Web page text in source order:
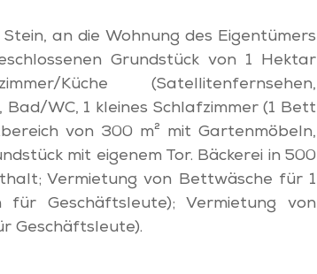
an die Wohnung des Eigentümers
Grundstück von 1 Hektar
Küche (Satellitenfernsehen,
WC, 1 kleines Schlafzimmer (1 Bett
von 300 m² mit Gartenmöbeln,
mit eigenem Tor. Bäckerei in 500
Vermietung von Bettwäsche für 1
Geschäftsleute); Vermietung von
Geschäftsleute).